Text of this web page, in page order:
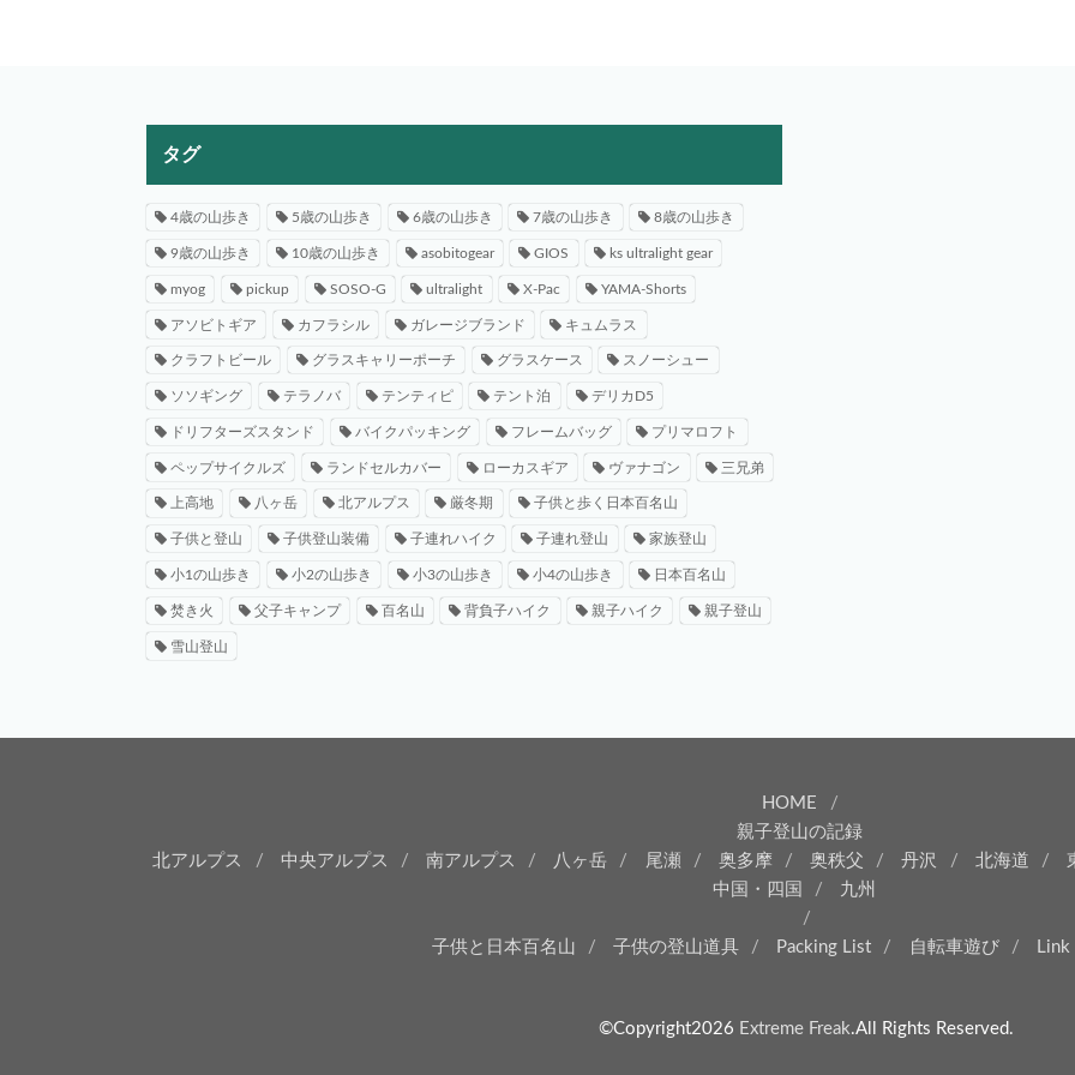
タグ
4歳の山歩き 5歳の山歩き 6歳の山歩き 7歳の山歩き 8歳の山歩き
9歳の山歩き 10歳の山歩き asobitogear GIOS ks ultralight gear
myog pickup SOSO-G ultralight X-Pac YAMA-Shorts
アソビトギア カフラシル ガレージブランド キュムラス
クラフトビール グラスキャリーポーチ グラスケース スノーシュー
ソソギング テラノバ テンティピ テント泊 デリカD5
ドリフターズスタンド バイクパッキング フレームバッグ プリマロフト
ペップサイクルズ ランドセルカバー ローカスギア ヴァナゴン 三兄弟
上高地 八ヶ岳 北アルプス 厳冬期 子供と歩く日本百名山
子供と登山 子供登山装備 子連れハイク 子連れ登山 家族登山
小1の山歩き 小2の山歩き 小3の山歩き 小4の山歩き 日本百名山
焚き火 父子キャンプ 百名山 背負子ハイク 親子ハイク 親子登山
雪山登山
HOME
親子登山の記録
北アルプス
中央アルプス 南アルプス 八ヶ岳 尾瀬 奥多摩 奥秩父 丹沢 北海道
中国・四国
九州
子供と日本百名山 子供の登山道具 Packing List 自転車遊び Link
©Copyright2026 Extreme Freak.All Rights Reserved.